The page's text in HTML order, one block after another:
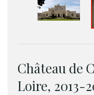
Château de
Loire, 2013-